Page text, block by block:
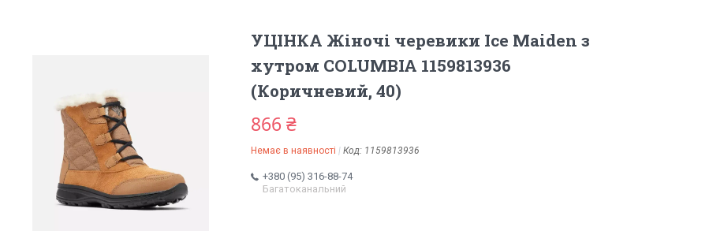
УЦІНКА Жіночі черевики Ice Maiden з
хутром COLUMBIA 1159813936
(Коричневий, 40)
866 ₴
Немає в наявності Код: 1159813936
+380 (95) 316-88-74
Багатоканальний